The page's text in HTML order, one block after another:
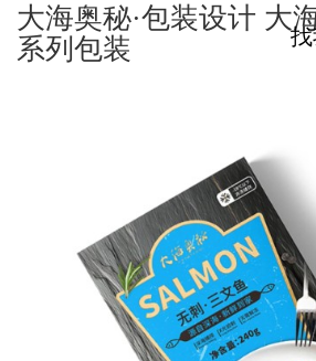
大海奥秘·包装设计 大
系列包装